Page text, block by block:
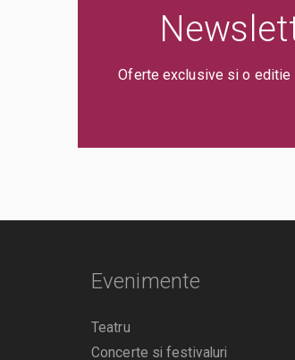
Oferte exclusive si o editie
Evenimente
Teatru
Concerte si festivaluri